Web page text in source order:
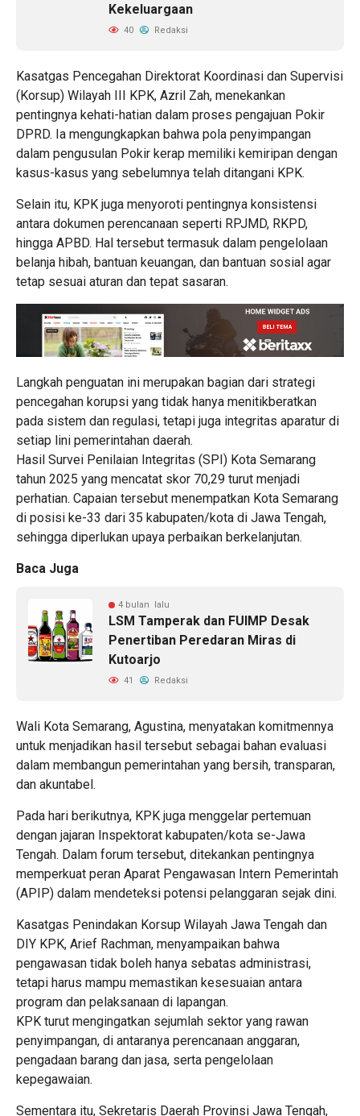
Kekeluargaan
40 Redaksi
Kasatgas Pencegahan Direktorat Koordinasi dan Supervisi
(Korsup) Wilayah III KPK, Azril Zah, menekankan
pentingnya kehati-hatian dalam proses pengajuan Pokir
DPRD. Ia mengungkapkan bahwa pola penyimpangan
dalam pengusulan Pokir kerap memiliki kemiripan dengan
kasus-kasus yang sebelumnya telah ditangani KPK.
Selain itu, KPK juga menyoroti pentingnya konsistensi
antara dokumen perencanaan seperti RPJMD, RKPD,
hingga APBD. Hal tersebut termasuk dalam pengelolaan
belanja hibah, bantuan keuangan, dan bantuan sosial agar
tetap sesuai aturan dan tepat sasaran.
Langkah penguatan ini merupakan bagian dari strategi
pencegahan korupsi yang tidak hanya menitikberatkan
pada sistem dan regulasi, tetapi juga integritas aparatur di
setiap lini pemerintahan daerah.
Hasil Survei Penilaian Integritas (SPI) Kota Semarang
tahun 2025 yang mencatat skor 70,29 turut menjadi
perhatian. Capaian tersebut menempatkan Kota Semarang
di posisi ke-33 dari 35 kabupaten/kota di Jawa Tengah,
sehingga diperlukan upaya perbaikan berkelanjutan.
Baca Juga
4 bulan lalu
LSM Tamperak dan FUIMP Desak
Penertiban Peredaran Miras di
Kutoarjo
41 Redaksi
Wali Kota Semarang, Agustina, menyatakan komitmennya
untuk menjadikan hasil tersebut sebagai bahan evaluasi
dalam membangun pemerintahan yang bersih, transparan,
dan akuntabel.
Pada hari berikutnya, KPK juga menggelar pertemuan
dengan jajaran Inspektorat kabupaten/kota se-Jawa
Tengah. Dalam forum tersebut, ditekankan pentingnya
memperkuat peran Aparat Pengawasan Intern Pemerintah
(APIP) dalam mendeteksi potensi pelanggaran sejak dini.
Kasatgas Penindakan Korsup Wilayah Jawa Tengah dan
DIY KPK, Arief Rachman, menyampaikan bahwa
pengawasan tidak boleh hanya sebatas administrasi,
tetapi harus mampu memastikan kesesuaian antara
program dan pelaksanaan di lapangan.
KPK turut mengingatkan sejumlah sektor yang rawan
penyimpangan, di antaranya perencanaan anggaran,
pengadaan barang dan jasa, serta pengelolaan
kepegawaian.
Sementara itu, Sekretaris Daerah Provinsi Jawa Tengah,